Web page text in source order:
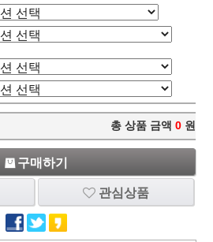
총 상품 금액 0 원
구매하기
관심상품